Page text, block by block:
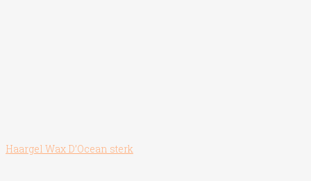
Haargel Wax D’Ocean sterk